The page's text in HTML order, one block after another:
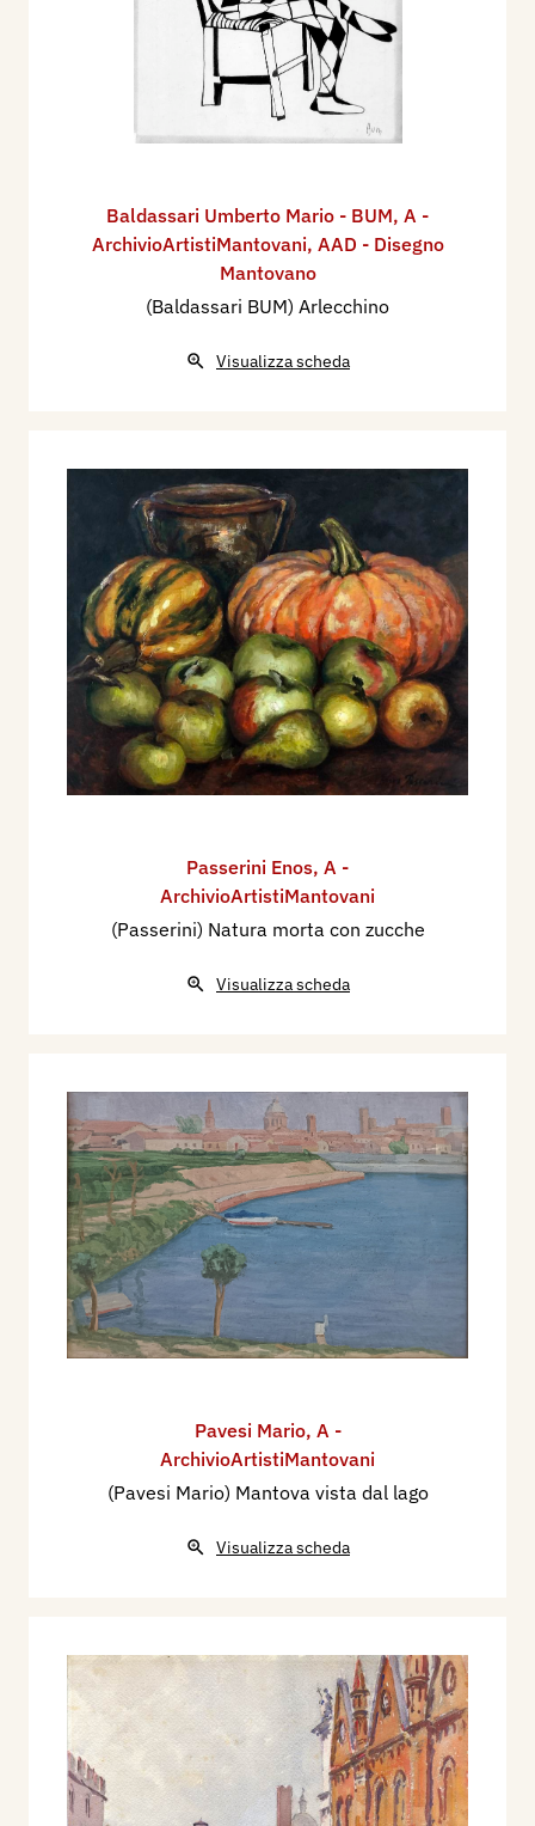
Baldassari Umberto Mario - BUM, A -
ArchivioArtistiMantovani, AAD - Disegno
Mantovano
(Baldassari BUM) Arlecchino
Visualizza scheda
Passerini Enos, A -
ArchivioArtistiMantovani
(Passerini) Natura morta con zucche
Visualizza scheda
Pavesi Mario, A -
ArchivioArtistiMantovani
(Pavesi Mario) Mantova vista dal lago
Visualizza scheda